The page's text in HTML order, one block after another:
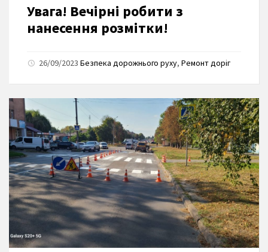
Увага! Вечірні робити з
нанесення розмітки!
26/09/2023 Безпека дорожнього руху, Ремонт доріг